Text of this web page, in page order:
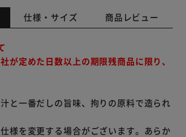
仕様・サイズ 商品レビュー
が定めた日数以上の期限残商品に限り、
と一番だしの旨味、拘りの原料で造られ
様を変更する場合がございます。あらか